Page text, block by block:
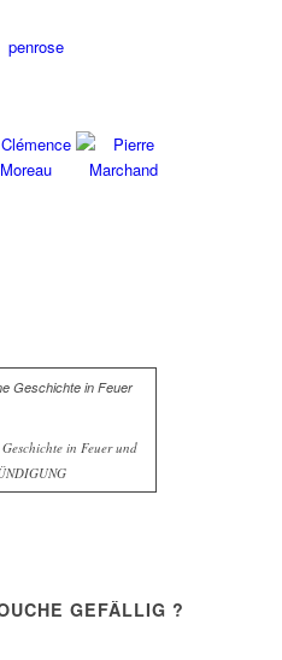
in Feuer und
GEFÄLLIG ?